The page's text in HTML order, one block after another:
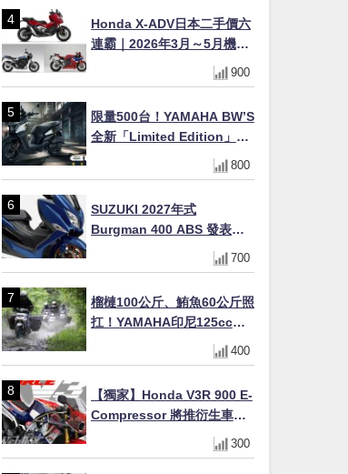
Honda X-ADV日本二手價六
連霸｜2026年3月～5月機車
轉售排行榜 CBR1000RR-R
FIREBLADE SP首度躋身前
900
限量500台！YAMAHA BW’S
全新「Limited Edition」都
市探索限定色 GOOPiMADE
聯名包同步登場
800
SUZUKI 2027年式
Burgman 400 ABS 發表！
8/18日本上市、支援E10汽油
售價98萬100日圓
700
榴槤100公斤、鮪魚60公斤照
扛！YAMAHA印尼125cc速
克達Gear Ultima 2740公里
耐操實測
400
【獨家】Honda V3R 900 E-
Compressor 將推衍生車
系？自然進氣 V3 同步測試
中，CG 預想曝光！
300